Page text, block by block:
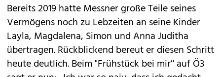
Bereits 2019 hatte Messner große Teile seines
Vermögens noch zu Lebzeiten an seine Kinder
Layla, Magdalena, Simon und Anna Juditha
übertragen. Rückblickend bereut er diesen Schritt
heute deutlich. Beim "Frühstück bei mir“ auf Ö3